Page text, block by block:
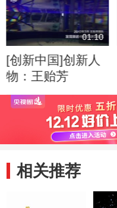
01:10
[创新中国]创新人
物：王贻芳
相关推荐